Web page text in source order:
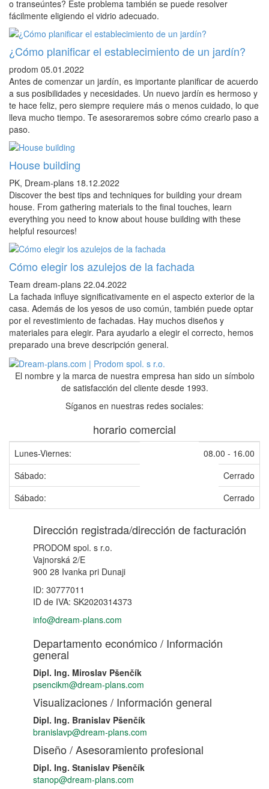
o transeúntes? Este problema también se puede resolver
fácilmente eligiendo el vidrio adecuado.
¿Cómo planificar el establecimiento de un jardín?
prodom 05.01.2022
Antes de comenzar un jardín, es importante planificar de acuerdo
a sus posibilidades y necesidades. Un nuevo jardín es hermoso y
te hace feliz, pero siempre requiere más o menos cuidado, lo que
lleva mucho tiempo. Te asesoraremos sobre cómo crearlo paso a
paso.
House building
PK, Dream-plans 18.12.2022
Discover the best tips and techniques for building your dream
house. From gathering materials to the final touches, learn
everything you need to know about house building with these
helpful resources!
Cómo elegir los azulejos de la fachada
Team dream-plans 22.04.2022
La fachada influye significativamente en el aspecto exterior de la
casa. Además de los yesos de uso común, también puede optar
por el revestimiento de fachadas. Hay muchos diseños y
materiales para elegir. Para ayudarlo a elegir el correcto, hemos
preparado una breve descripción general.
El nombre y la marca de nuestra empresa han sido un símbolo
de satisfacción del cliente desde 1993.
Síganos en nuestras redes sociales:
horario comercial
Lunes-Viernes:
08.00 - 16.00
Sábado:
Cerrado
Sábado:
Cerrado
Dirección registrada/dirección de facturación
PRODOM spol. s r.o.
Vajnorská 2/E
900 28 Ivanka pri Dunaji
ID: 30777011
ID de IVA: SK2020314373
info@dream-plans.com
Departamento económico / Información
general
Dipl. Ing. Miroslav Pšenčík
psencikm@dream-plans.com
Visualizaciones / Información general
Dipl. Ing. Branislav Pšenčík
branislavp@dream-plans.com
Diseño / Asesoramiento profesional
Dipl. Ing. Stanislav Pšenčík
stanop@dream-plans.com